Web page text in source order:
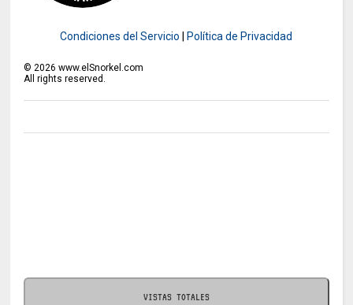
Condiciones del Servicio Política de Privacidad
©2026 www.elSnorkel.com
All rights reserved.
VISTAS TOTALES